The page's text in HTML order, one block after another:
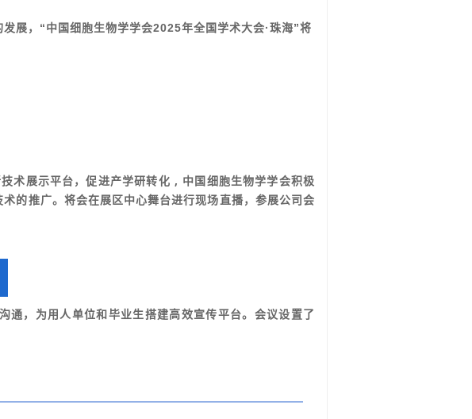
展， “中国细胞生物学学会2025年全国学术大会·珠海”将
术展示平台，促进产学研转化 , 中国细胞生物学学会积极
的推广。将会在展区中心舞台进行现场直播，参展公司会
，为用人单位和毕业生搭建高效宣传平台。 会议设置了